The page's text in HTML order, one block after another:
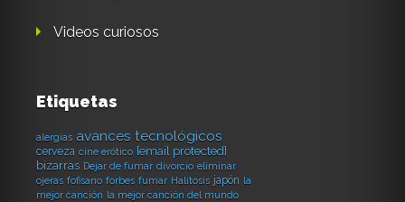
Videos curiosos
Etiquetas
alergias avances tecnológicos
cerveza cine erótico [email protected]
bizarras Dejar de fumar divorcio eliminar
ojeras fofisano forbes fumar Halitosis japón la
mejor canción la mejor canción del mundo